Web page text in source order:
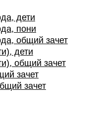
дети
пони
общий зачет
дети
общий зачет
зачет
зачет